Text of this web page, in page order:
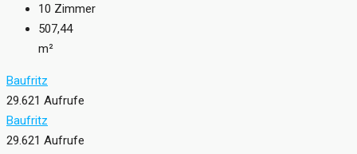
10 Zimmer
507,44
m²
Baufritz
29.621 Aufrufe
Baufritz
29.621 Aufrufe